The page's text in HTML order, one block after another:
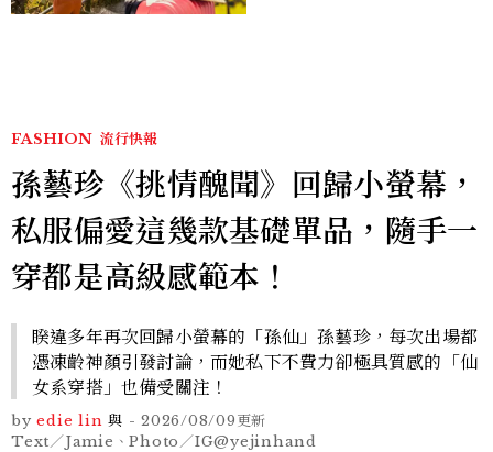
FASHION 流行快報
孫藝珍《挑情醜聞》回歸小螢幕，
私服偏愛這幾款基礎單品，隨手一
穿都是高級感範本！
睽違多年再次回歸小螢幕的「孫仙」孫藝珍，每次出場都
憑凍齡神顏引發討論，而她私下不費力卻極具質感的「仙
女系穿搭」也備受關注！
by edie lin 與 - 2026/08/09更新
Text／Jamie、Photo／IG@yejinhand